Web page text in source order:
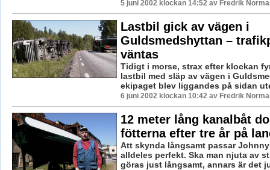
5 juni 2002 klockan 14:52 av Fredrik
Lastbil gick av vägen i
Guldsmedshyttan –
väntas
Tidigt i morse, strax efter klockan
lastbil med släp av vägen i
ekipaget blev liggandes på sidan
6 juni 2002 klockan 10:42 av Fredrik
12 meter lång kanalbåt
fötterna efter tre år på
Att skynda långsamt passar
alldeles perfekt. Ska man njuta av
göras just långsamt, annars är det